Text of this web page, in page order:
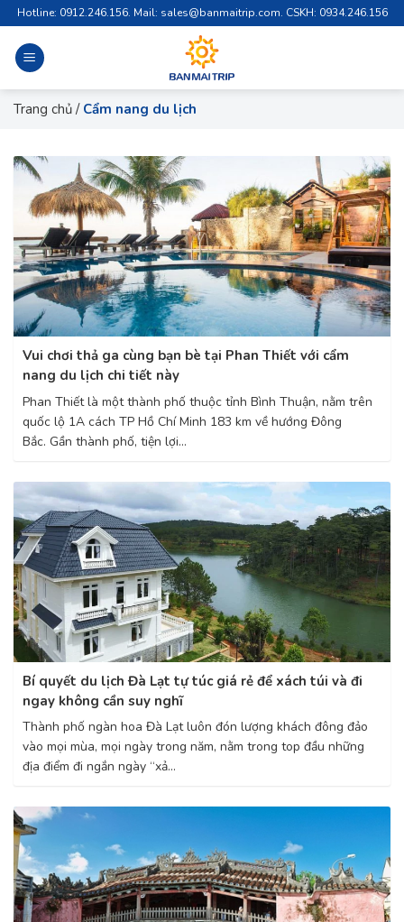
Skip
to
content
Hotline: 0912.246.156. Mail: sales@banmaitrip.com. CSKH: 0934.246.156
Trang chủ / Cẩm nang du lịch
Vui chơi thả ga cùng bạn bè tại Phan Thiết với cẩm
nang du lịch chi tiết này
Phan Thiết là một thành phố thuộc tỉnh Bình Thuận, nằm trên
quốc lộ 1A cách TP Hồ Chí Minh 183 km về hướng Đông
Bắc. Gần thành phố, tiện lợi...
Bí quyết du lịch Đà Lạt tự túc giá rẻ để xách túi và đi
ngay không cần suy nghĩ
Thành phố ngàn hoa Đà Lạt luôn đón lượng khách đông đảo
vào mọi mùa, mọi ngày trong năm, nằm trong top đầu những
địa điểm đi ngắn ngày “xả...